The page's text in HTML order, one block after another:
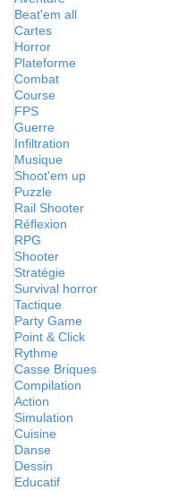
Beat'em all
Cartes
Horror
Plateforme
Combat
Course
FPS
Guerre
Infiltration
Musique
Shoot'em up
Puzzle
Rail Shooter
Réflexion
RPG
Shooter
Stratégie
Survival horror
Tactique
Party Game
Point & Click
Rythme
Casse Briques
Compilation
Action
Simulation
Cuisine
Danse
Dessin
Educatif